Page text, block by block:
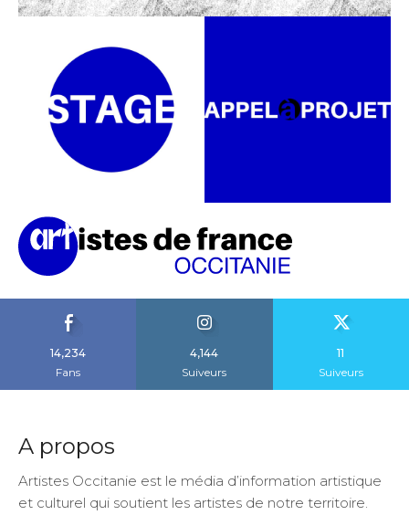
14,234
Fans
4,144
Suiveurs
11
Suiveurs
A propos
Artistes Occitanie est le média d’information artistique
et culturel qui soutient les artistes de notre territoire.